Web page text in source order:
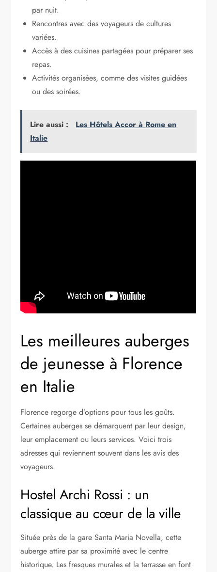
par nuit.
Rencontres avec des voyageurs de cultures
variées.
Accès à des cuisines partagées pour préparer ses
repas.
Activités organisées, comme des visites guidées
ou des soirées.
Lire aussi :
Les Hôtels Accor à Rome en
Italie
Les meilleures auberges
de jeunesse à Florence
en Italie
Florence regorge d’options pour tous les goûts.
Certaines auberges se démarquent par leur design,
leur emplacement ou leurs services. Voici trois
adresses qui reviennent souvent dans les avis des
voyageurs.
Hostel Archi Rossi : un
classique au cœur de la ville
Située près de la gare Santa Maria Novella, cette
auberge attire par sa proximité avec le centre
historique. Les fresques murales et la terrasse en font